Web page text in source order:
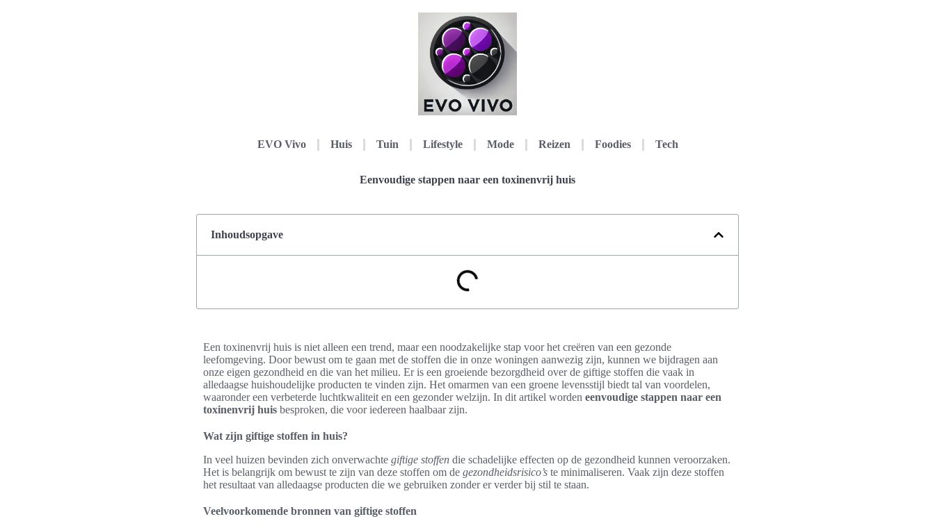
EVO Vivo Huis Tuin Lifestyle Mode Reizen Foodies Tech
Eenvoudige stappen naar een toxinenvrij huis
Inhoudsopgave
Een toxinenvrij huis is niet alleen een trend, maar een noodzakelijke stap voor het creëren van een gezonde
leefomgeving. Door bewust om te gaan met de stoffen die in onze woningen aanwezig zijn, kunnen we bijdragen aan
onze eigen gezondheid en die van het milieu. Er is een groeiende bezorgdheid over de giftige stoffen die vaak in
alledaagse huishoudelijke producten te vinden zijn. Het omarmen van een groene levensstijl biedt tal van voordelen,
waaronder een verbeterde luchtkwaliteit en een gezonder welzijn. In dit artikel worden eenvoudige stappen naar een
toxinenvrij huis besproken, die voor iedereen haalbaar zijn.
Wat zijn giftige stoffen in huis?
In veel huizen bevinden zich onverwachte giftige stoffen die schadelijke effecten op de gezondheid kunnen veroorzaken.
Het is belangrijk om bewust te zijn van deze stoffen om de gezondheidsrisico’s te minimaliseren. Vaak zijn deze stoffen
het resultaat van alledaagse producten die we gebruiken zonder er verder bij stil te staan.
Veelvoorkomende bronnen van giftige stoffen